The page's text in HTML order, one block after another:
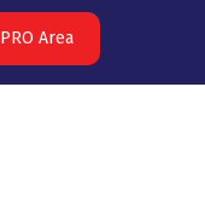
PRO Area